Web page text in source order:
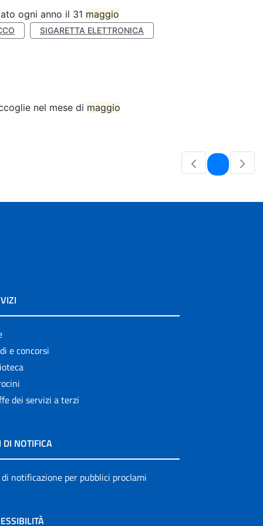
ogni anno il 31 maggio
SIGARETTA ELETTRONICA
nel mese di maggio
Pagina
e concorsi
dei servizi a terzi
DI NOTIFICA
notificazione per pubblici proclami